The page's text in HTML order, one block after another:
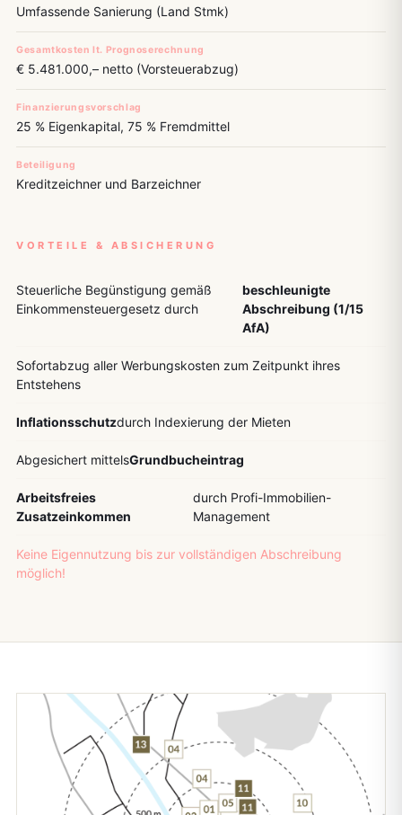
Umfassende Sanierung (Land Stmk)
Gesamtkosten lt. Prognoserechnung
€ 5.481.000,– netto (Vorsteuerabzug)
Finanzierungsvorschlag
25 % Eigenkapital, 75 % Fremdmittel
Beteiligung
Kreditzeichner und Barzeichner
VORTEILE & ABSICHERUNG
Steuerliche Begünstigung gemäß
Einkommensteuergesetz durch
beschleunigte
Abschreibung (1/15
AfA)
Sofortabzug aller Werbungskosten zum Zeitpunkt ihres
Entstehens
Inflationsschutzdurch Indexierung der Mieten
Abgesichert mittelsGrundbucheintrag
Arbeitsfreies
Zusatzeinkommen
durch Profi-Immobilien-
Management
Keine Eigennutzung bis zur vollständigen Abschreibung
möglich!